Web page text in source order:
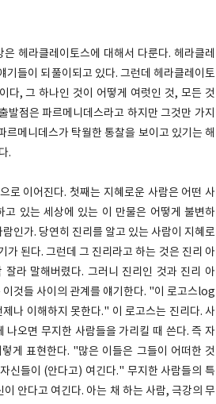
헤라클레이토스에 대해서 다룬다. 헤라클레
기들이 되풀이되고 있다. 그런데 헤라클레이토
다, 그 하나인 것이 어떻게 여럿인 것, 모든 것
점은 파르메니데스라고 하지만 그것만 가지
메니데스가 탁월한 통찰을 보이고 있기는 해
.
로 이어진다. 첫째는 지혜로운 사람은 어떤 사
있는 세상에 있는 이 만물은 어떻게 불변하
인가. 당연히 진리를 알고 있는 사람이 지혜로
된다. 그런데 그 진리라고 하는 것은 진리 아
라 말해버렸다. 그러니 진리인 것과 진리 아
것들 사이의 관계를 얘기한다. "이 로고스log
나 이해하지 못한다." 이 로고스는 진리다. 사
오면 무지한 사람들을 가리킬 때 쓴다. 즉 자
게 표현한다. "많은 이들은 그들이 어떠한 것
신들이 (안다고) 여긴다." 무지한 사람들의 특
안다고 여긴다. 아는 채 하는 사람, 극강의 무